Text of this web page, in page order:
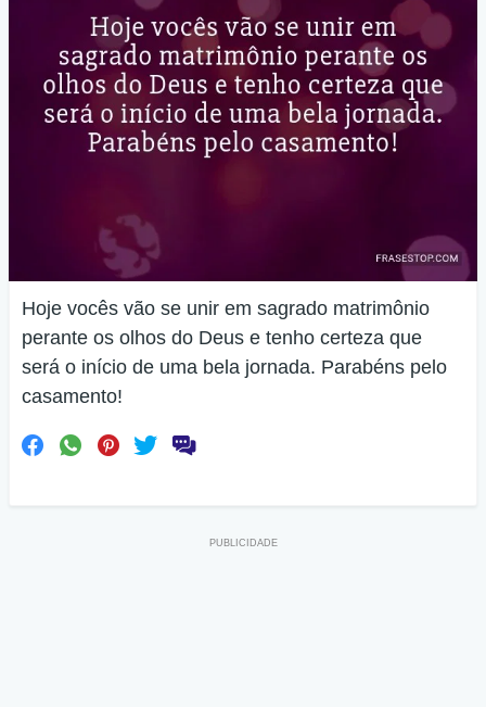
Hoje vocês vão se unir em sagrado matrimônio
perante os olhos do Deus e tenho certeza que
será o início de uma bela jornada. Parabéns pelo
casamento!